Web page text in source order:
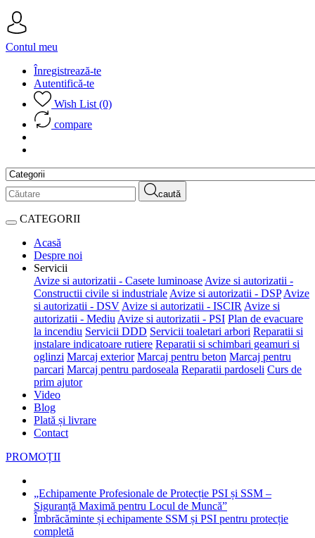
Contul meu
Înregistrează-te
Autentifică-te
Wish List (0)
compare
caută
CATEGORII
Acasă
Despre noi
Servicii
Avize si autorizatii - Casete luminoase Avize si autorizatii -
Constructii civile si industriale Avize si autorizatii - DSP Avize
si autorizatii - DSV Avize si autorizatii - ISCIR Avize si
autorizatii - Mediu Avize si autorizatii - PSI Plan de evacuare
la incendiu Servicii DDD Servicii toaletari arbori Reparatii si
instalare indicatoare rutiere Reparatii si schimbari geamuri si
oglinzi Marcaj exterior Marcaj pentru beton Marcaj pentru
parcari Marcaj pentru pardoseala Reparatii pardoseli Curs de
prim ajutor
Video
Blog
Plată și livrare
Contact
PROMOȚII
„Echipamente Profesionale de Protecție PSI și SSM –
Siguranță Maximă pentru Locul de Muncă”
Îmbrăcăminte și echipamente SSM și PSI pentru protecție
completă